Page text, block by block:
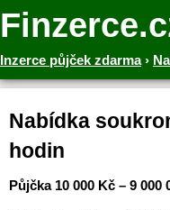
Inzerce půjček zdarma›
Nabídka
hodin
Půjčka 10 000 Kč – 9 000